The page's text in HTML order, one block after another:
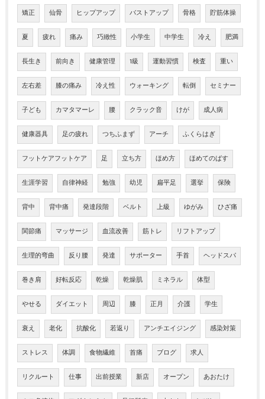
矯正 仙骨 ヒップアップ バストアップ 骨格 貯筋体操
夏 疲れ 痛み 巧緻性 小学生 中学生 冷え 肥満
長生き 前向き 健康管理 1級 運動習慣 検査 重い
左右差 膝の痛み 冷え性 ウォーキング 転倒 セミナー
子ども カマタマーレ 腰 クラック音 けが 成人病
健康器具 足の疲れ つちふまず アーチ ふくらはぎ
フットケアフットケア 足 立ち方 ほめ方 ほめてのばす
生涯学習 自律神経 勉強 幼児 扁平足 選挙 保険
背中 背中痛 発達段階 ベルト 上級 ゆがみ ひざ痛
関節痛 マッサージ 血流改善 筋トレ リフトアップ
生理的弯曲 反り腰 発達 サポーター 手首 ヘッドスパ
巻き肩 好転反応 乾燥 乾燥肌 ミネラル 体型
やせる ダイエット 周辺 膝 正月 介護 学生
衰え 老化 抗酸化 若返り アンチエイジング 感染対策
ストレス 体調 食物繊維 首痛 ブログ 求人
リクルート 仕事 出前授業 新店 オープン あおたけ